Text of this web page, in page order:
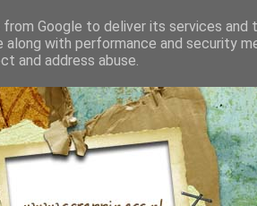
Google to deliver its services and
along with performance and security
and address abuse.